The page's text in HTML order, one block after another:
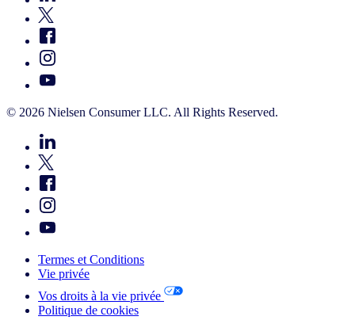
© 2026 Nielsen Consumer LLC. All Rights Reserved.
Termes et Conditions
Vie privée
Vos droits à la vie privée
Politique de cookies